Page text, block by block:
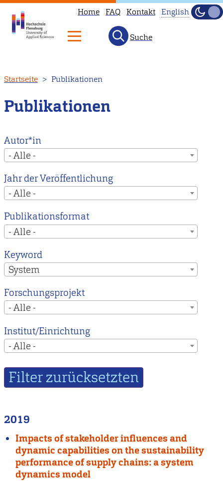
zum
Inhalt
Home FAQ Kontakt
to
our
main
instead.
English
Hell
Suche
Startseite Publikationen
Publikationen
Autor*in
- Alle -
Jahr der Veröffentlichung
- Alle -
Publikationsformat
- Alle -
Keyword
System
Forschungsprojekt
- Alle -
Institut/Einrichtung
- Alle -
2019
Impacts of stakeholder influences and
dynamic capabilities on the sustainability
performance of supply chains: a system
dynamics model